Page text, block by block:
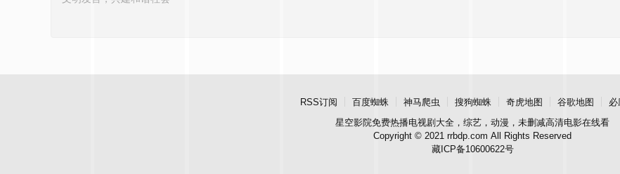
RSS订阅 百度蜘蛛 神马爬虫 搜狗蜘蛛 奇虎地图 谷歌地图
必
星空影院免费热播电视剧大全，综艺，动漫，未删减高清电影在线看
Copyright © 2021 rrbdp.com All Rights Reserved
藏ICP备10600622号